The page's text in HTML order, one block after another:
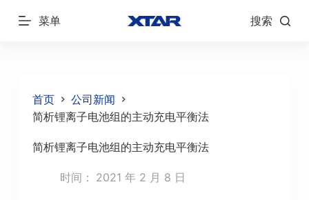
跳
菜单 搜索
首页
公司新闻
简析锂离子电池组的主动充电平衡法
简析锂离子电池组的主动充电平衡法
时间： 2021 年 2 月 8 日